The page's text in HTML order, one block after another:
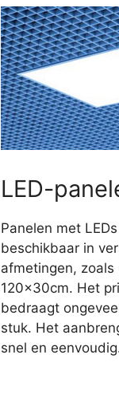
LED-
Panelen met
beschikbaar in
afmetingen,
120x30cm. Het
bedraagt
stuk. Het
snel en